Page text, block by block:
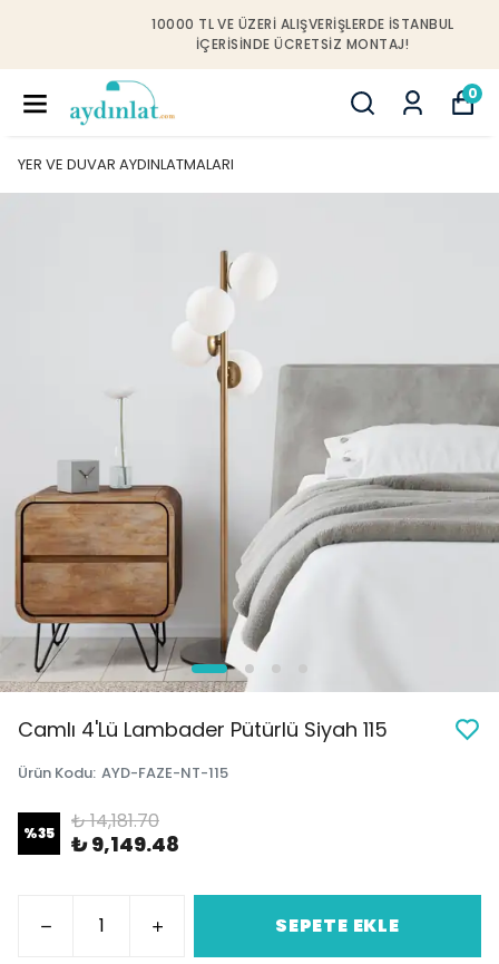
10000 TL VE ÜZERI ALIŞVERIŞLERDE İSTANBUL
IÇERISINDE ÜCRETSIZ MONTAJ!
0
YER VE DUVAR AYDINLATMALARI
Camlı 4'Lü Lambader Pütürlü Siyah 115
Ürün Kodu: AYD-FAZE-NT-115
%35 ₺ 14,181.70
₺ 9,149.48
SEPETE EKLE